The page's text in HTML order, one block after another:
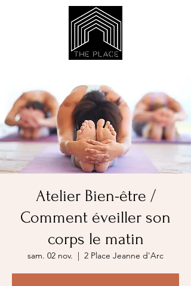
Atelier Bien-être /
Comment éveiller son
corps le matin
sam. 02 nov.
  |
2 Place Jeanne d'Arc